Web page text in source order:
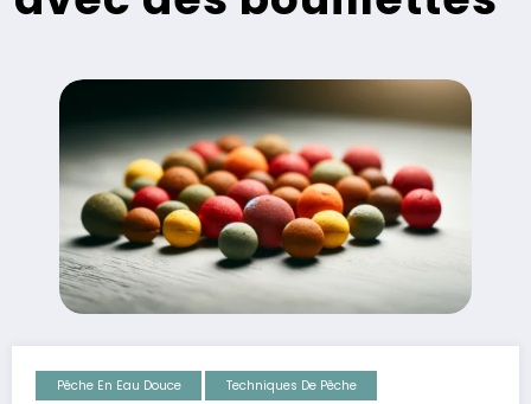
Pêche En Eau Douce Techniques De Pêche